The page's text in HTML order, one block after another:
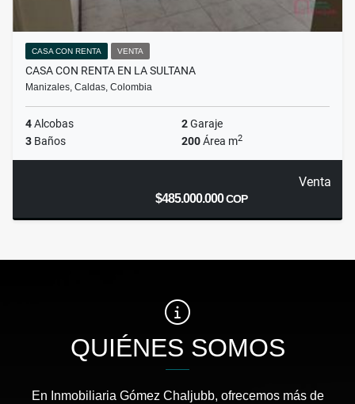
CASA CON RENTA VENTA
CASA CON RENTA EN LA SULTANA
Manizales, Caldas, Colombia
4Alcobas 2Garaje
3 Baños 200Área m2
Venta
$485.000.000COP
QUIÉNES SOMOS
En Inmobiliaria Gómez Chaljubb, ofrecemos más de